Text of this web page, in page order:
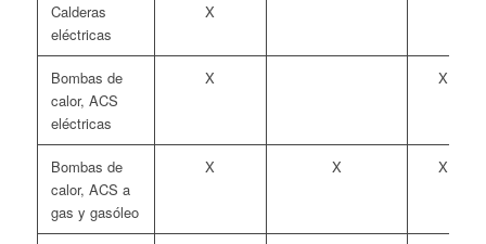
Calderas
eléctricas
X
Bombas de
calor, ACS
eléctricas
X X
Bombas de
calor, ACS a
gas y gasóleo
X X X